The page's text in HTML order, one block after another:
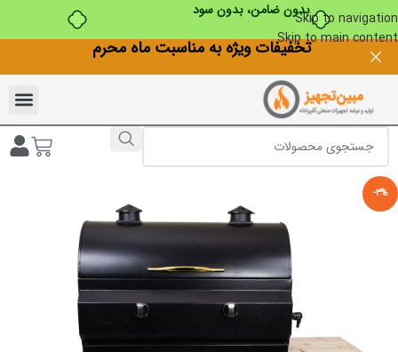
بدون ضامن، بدون سودSkip to navigation
Skip to main contentتخفیفات ویژه به مناسبت ماه محرم
-3%